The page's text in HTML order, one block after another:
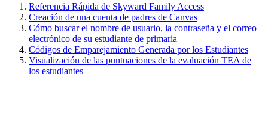
Referencia Rápida de Skyward Family Access
Creación de una cuenta de padres de Canvas
Cómo buscar el nombre de usuario, la contraseña y el correo
electrónico de su estudiante de primaria
Códigos de Emparejamiento Generada por los Estudiantes
Visualización de las puntuaciones de la evaluación TEA de
los estudiantes